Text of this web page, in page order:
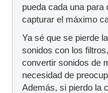
pueda cada una
capturar el máximo
Ya sé que se pierde
sonidos con los
convertir sonidos de
necesidad de
Además, si pierdo la